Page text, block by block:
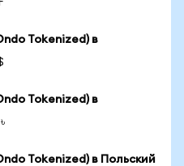
Tokenized) в
Tokenized) в
Tokenized) в Польский